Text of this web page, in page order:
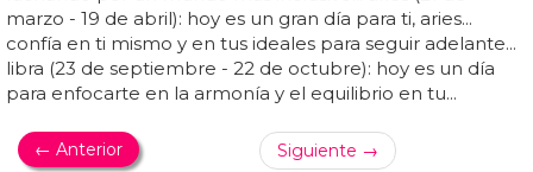
marzo - 19 de abril): hoy es un gran día para ti, aries...
confía en ti mismo y en tus ideales para seguir adelante...
libra (23 de septiembre - 22 de octubre): hoy es un día
para enfocarte en la armonía y el equilibrio en tu...
← Anterior Siguiente →